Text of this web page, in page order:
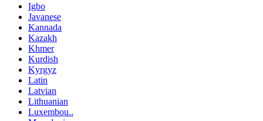
Igbo
Javanese
Kannada
Kazakh
Khmer
Kurdish
Kyrgyz
Latin
Latvian
Lithuanian
Luxembou..